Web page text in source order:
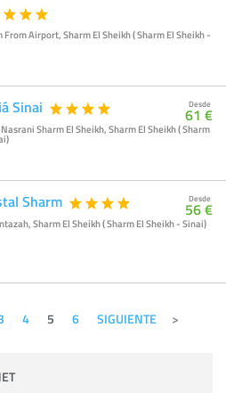
From Airport, Sharm El Sheikh ( Sharm El Sheikh -
Sinai
Sharm El Sheikh, Sharm El Sheikh ( Sharm
Desde
61 €
Sharm
Sharm El Sheikh ( Sharm El Sheikh - Sinai)
Desde
56 €
4 5 6 SIGUIENTE